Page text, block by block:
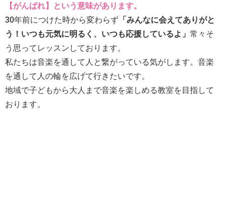
【がんばれ】という意味があります。
30年前につけた時から変わらず 「みんなに会えてありがと
う！いつも元気に明るく、いつも応援しているよ」 常々そ
う思ってレッスンしております。
私たちは音楽を通して人と繋がっている気がします。音楽
を通して人の輪を広げて行きたいです。
地域で子どもから大人まで音楽を楽しめる教室を目指して
おります。